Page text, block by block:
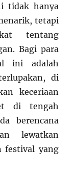
tidak hanya
tetapi
tentang
Bagi para
ini adalah
di
keceriaan
di tengah
berencana
lewatkan
festival yang